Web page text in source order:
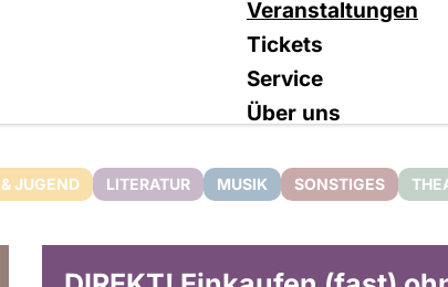
Veranstaltungen
Tickets
Service
Über uns
JUGEND LITERATUR MUSIK SONSTIGES